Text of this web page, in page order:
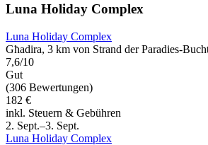
Luna Holiday Complex
Luna Holiday Complex
Għadira, 3 km von Strand der Paradies-
7,6/10
Gut
(306 Bewertungen)
182 €
inkl. Steuern & Gebühren
2. Sept.–3. Sept.
Luna Holiday Complex